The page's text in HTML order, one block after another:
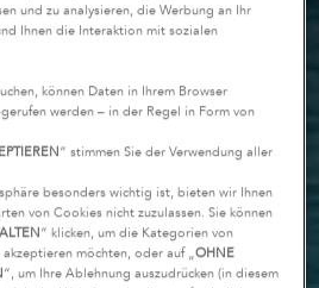
und zu analysieren, die Werbung an Ihr
Ihnen die Interaktion mit sozialen
können Daten in Ihrem Browser
werden – in der Regel in Form von
“ stimmen Sie der Verwendung aller
besonders wichtig ist, bieten wir Ihnen
von Cookies nicht zuzulassen. Sie können
“ klicken, um die Kategorien von
möchten, oder auf „OHNE
“, um Ihre Ablehnung auszudrücken (in diesem